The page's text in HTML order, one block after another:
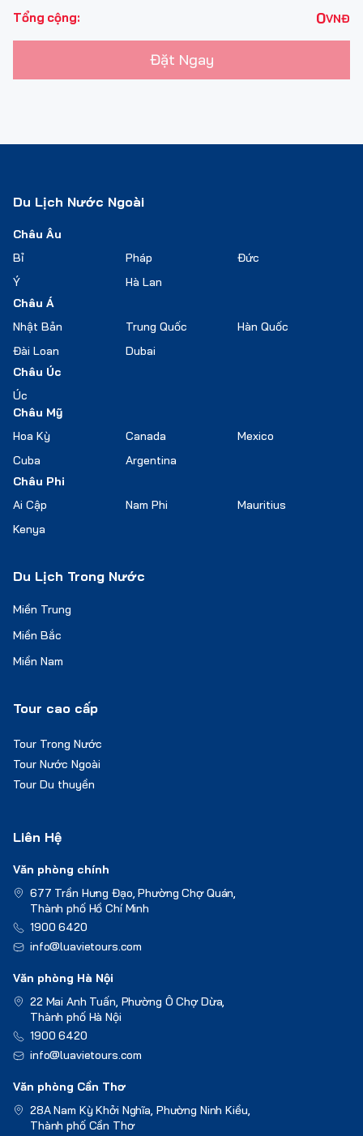
Tổng cộng: 0VNĐ
Đặt Ngay
Du Lịch Nước Ngoài
Châu Âu
Bỉ
Pháp
Đức
Ý
Hà Lan
Châu Á
Nhật Bản
Trung Quốc
Hàn Quốc
Đài Loan
Dubai
Châu Úc
Úc
Châu Mỹ
Hoa Kỳ
Canada
Mexico
Cuba
Argentina
Châu Phi
Ai Cập
Nam Phi
Mauritius
Kenya
Du Lịch Trong Nước
Miền Trung
Miền Bắc
Miền Nam
Tour cao cấp
Tour Trong Nước
Tour Nước Ngoài
Tour Du thuyền
Liên Hệ
Văn phòng chính
677 Trần Hưng Đạo, Phường Chợ Quán,
Thành phố Hồ Chí Minh
1900 6420
info@luavietours.com
Văn phòng Hà Nội
22 Mai Anh Tuấn, Phường Ô Chợ Dừa,
Thành phố Hà Nội
1900 6420
info@luavietours.com
Văn phòng Cần Thơ
28A Nam Kỳ Khởi Nghĩa, Phường Ninh Kiều,
Thành phố Cần Thơ